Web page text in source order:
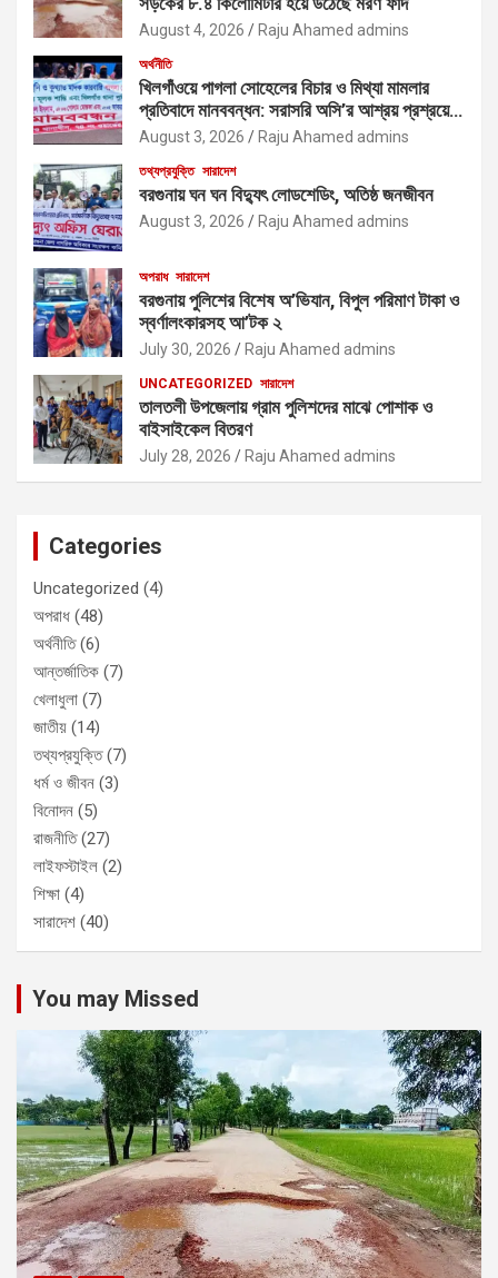
August 4, 2026 Raju Ahamed admins
অর্থনীতি
খিলগাঁওয়ে পাগলা সোহেলের বিচার ও মিথ্যা মামলার
প্রতিবাদে মানববন্ধন: সরাসরি অসি’র আশ্রয় প্রশ্রয়ে
মাদক কারবারিদের দাপটের অভিযোগ
August 3, 2026 Raju Ahamed admins
তথ্যপ্রযুক্তি সারাদেশ
বরগুনায় ঘন ঘন বিদ্যুৎ লোডশেডিং, অতিষ্ঠ জনজীবন
August 3, 2026 Raju Ahamed admins
অপরাধ সারাদেশ
বরগুনায় পুলিশের বিশেষ অ’ভিযান, বিপুল পরিমাণ টাকা ও
স্বর্ণালংকারসহ আ’টক ২
July 30, 2026 Raju Ahamed admins
UNCATEGORIZED সারাদেশ
তালতলী উপজেলায় গ্রাম পুলিশদের মাঝে পোশাক ও
বাইসাইকেল বিতরণ
July 28, 2026 Raju Ahamed admins
Categories
Uncategorized (4)
অপরাধ (48)
অর্থনীতি(6)
আন্তর্জাতিক (7)
খেলাধুলা (7)
জাতীয় (14)
তথ্যপ্রযুক্তি(7)
ধর্ম ও জীবন (3)
বিনোদন (5)
রাজনীতি(27)
লাইফস্টাইল (2)
শিক্ষা (4)
সারাদেশ (40)
You may Missed